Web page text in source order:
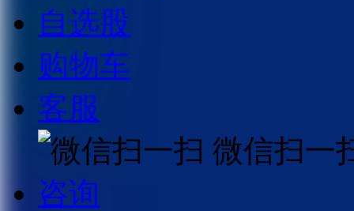
自选股
购物车
客服
微信扫一
咨询